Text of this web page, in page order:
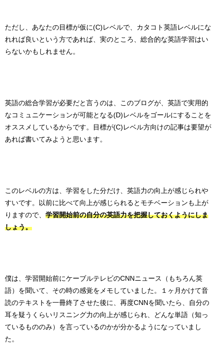
ただし、あなたの目標が仮に(C)レベルで、カタコト英語レベルにな
れれば良いという方であれば、実のところ、総合的な英語学習はい
らないかもしれません。
英語の総合学習が必要だと言うのは、このブログが、英語で実用的
なコミュニケーションが可能となる(D)レベルをゴールにすることを
オススメしているからです。目標が(C)レベル方向けの記事は要望が
あれば書いてみようと思います。
このレベルの方は、学習をした分だけ、英語力の向上が感じられや
すいです。以前に比べて向上が感じられるとモチベーションも上が
りますので、 学習開始前の自分の英語力を把握しておくようにしま
しょう。
僕は、学習開始前にケーブルテレビのCNNニュース（もちろん英
語）を聞いて、その時の感覚をメモしていました。１ヶ月かけて音
読のテキストを一冊終了させた後に、再度CNNを聞いたら、自分の
耳を疑うくらいリスニング力の向上が感じられ、どんな単語（知っ
ているもののみ）を言っているのかが分かるようになっていまし
た。